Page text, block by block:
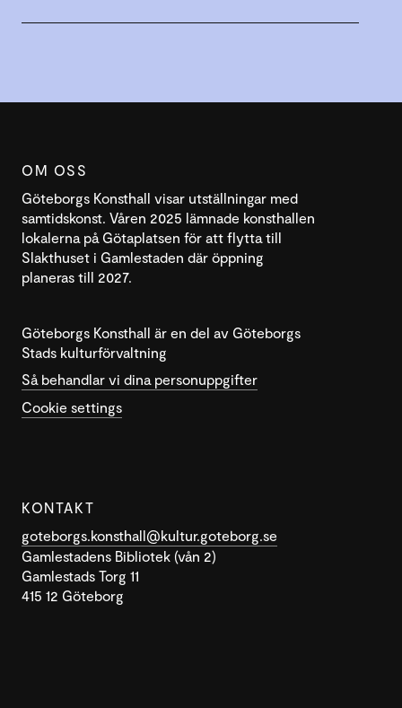
OM OSS
Göteborgs Konsthall visar utställningar med
samtidskonst. Våren 2025 lämnade konsthallen
lokalerna på Götaplatsen för att flytta till
Slakthuset i Gamlestaden där öppning
planeras till 2027.
Göteborgs Konsthall är en del av Göteborgs
Stads kulturförvaltning
Så behandlar vi dina personuppgifter
Cookie settings
KONTAKT
goteborgs.konsthall@kultur.goteborg.se
Gamlestadens Bibliotek (vån 2)
Gamlestads Torg 11
415 12 Göteborg